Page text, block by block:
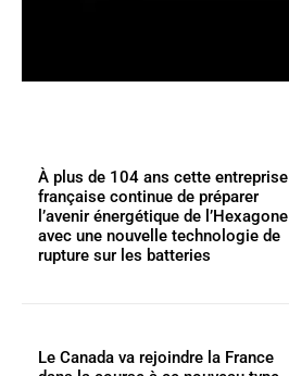
À plus de 104 ans cette entreprise
française continue de préparer
l’avenir énergétique de l’Hexagone
avec une nouvelle technologie de
rupture sur les batteries
Le Canada va rejoindre la France